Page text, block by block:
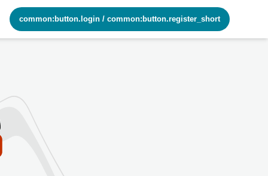
common:button.login / common:button.register_short